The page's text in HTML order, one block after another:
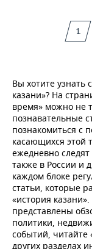
1
Вы хотите узнать
казани»? На
время» можно не
познавательные
познакомиться с
касающихся этой
ежедневно
также в России и
каждом блоке
статьи, которые
«история
представлены
политики,
событий, читайте
других разделах